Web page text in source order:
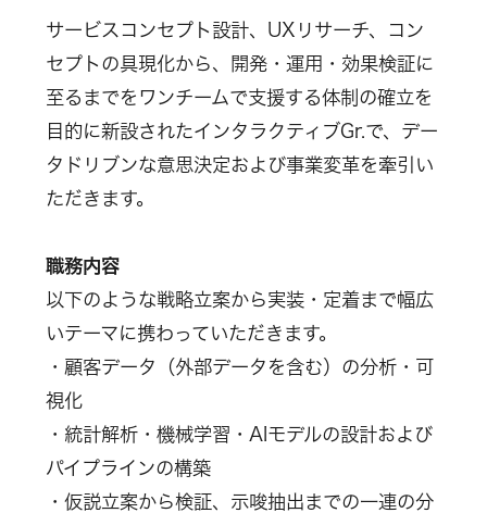
サービスコンセプト設計、UXリサーチ、コン
セプトの具現化から、開発・運用・効果検証に
至るまでをワンチームで支援する体制の確立を
目的に新設されたインタラクティブGr.で、デー
タドリブンな意思決定および事業変革を牽引い
ただきます。
職務内容
以下のような戦略立案から実装・定着まで幅広
いテーマに携わっていただきます。
・顧客データ（外部データを含む）の分析・可
視化
・統計解析・機械学習・AIモデルの設計および
パイプラインの構築
・仮説立案から検証、示唆抽出までの一連の分